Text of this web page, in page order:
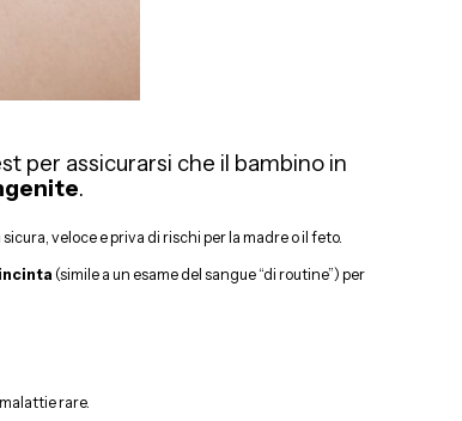
per assicurarsi che il bambino in
.
sicura, veloce e priva di rischi per la madre o il feto.
(simile a un esame del sangue “di routine”) per
rare.